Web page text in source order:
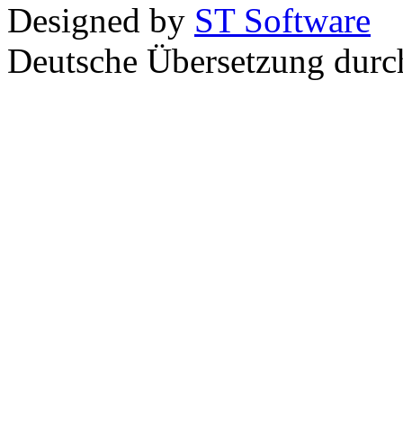
Designed by ST Software
Deutsche Übersetzung